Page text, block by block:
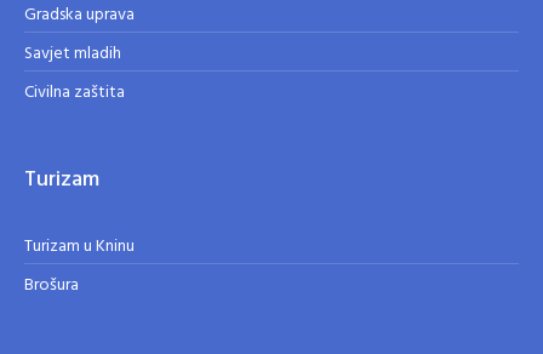
Gradska uprava
Savjet mladih
Civilna zaštita
Turizam
Turizam u Kninu
Brošura